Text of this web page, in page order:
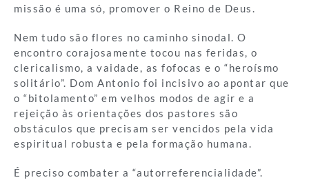
missão é uma só, promover o Reino de Deus.
Nem tudo são flores no caminho sinodal. O
encontro corajosamente tocou nas feridas, o
clericalismo, a vaidade, as fofocas e o “heroísmo
solitário”. Dom Antonio foi incisivo ao apontar que
o “bitolamento” em velhos modos de agir e a
rejeição às orientações dos pastores são
obstáculos que precisam ser vencidos pela vida
espiritual robusta e pela formação humana.
É preciso combater a “autorreferencialidade”.